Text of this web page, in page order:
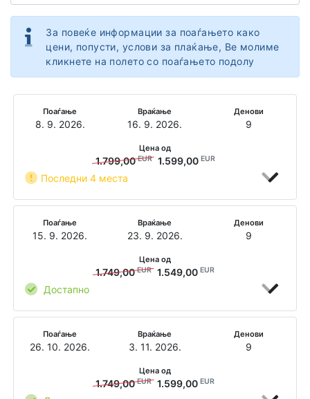
За повеќе информации за поаѓањето како
цени, попусти, услови за плаќање, Ве молиме
кликнете на полето со поаѓањето подолу
Поаѓање
8. 9. 2026.
Враќање
16. 9. 2026.
Денови
9
Последни 4 места
Цена од
1.799,00EUR 1.599,00 EUR
Поаѓање
15. 9. 2026.
Враќање
23. 9. 2026.
Денови
9
Достапно
Цена од
1.749,00EUR 1.549,00 EUR
Поаѓање
26. 10. 2026.
Враќање
3. 11. 2026.
Денови
9
Цена од
1.749,00EUR 1.599,00 EUR